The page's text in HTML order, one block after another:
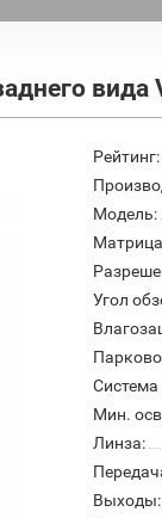
Рейтинг:
Модель:
Угол
Система
Мин.
Линза:
Выходы: